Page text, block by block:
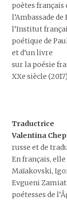
poètes français
l’Ambassade
l’Institut
poétique de
et d’un livre
sur la poésie
XXe siècle
Traductrice
Valentina
russe et de
En français,
Maïakovski,
Evgueni
poétesses de